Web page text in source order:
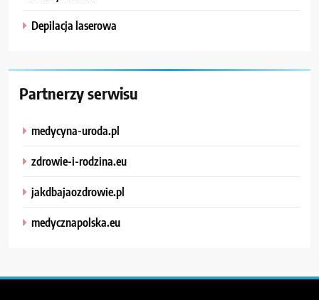
Depilacja laserowa
Partnerzy serwisu
medycyna-uroda.pl
zdrowie-i-rodzina.eu
jakdbajaozdrowie.pl
medycznapolska.eu